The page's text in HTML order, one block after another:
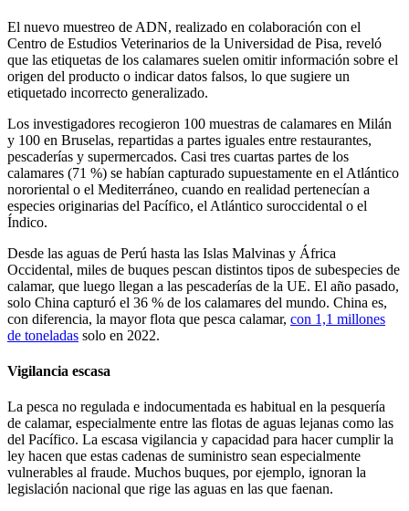
El nuevo muestreo de ADN, realizado en colaboración con el
Centro de Estudios Veterinarios de la Universidad de Pisa, reveló
que las etiquetas de los calamares suelen omitir información sobre el
origen del producto o indicar datos falsos, lo que sugiere un
etiquetado incorrecto generalizado.
Los investigadores recogieron 100 muestras de calamares en Milán
y 100 en Bruselas, repartidas a partes iguales entre restaurantes,
pescaderías y supermercados. Casi tres cuartas partes de los
calamares (71 %) se habían capturado supuestamente en el Atlántico
nororiental o el Mediterráneo, cuando en realidad pertenecían a
especies originarias del Pacífico, el Atlántico suroccidental o el
Índico.
Desde las aguas de Perú hasta las Islas Malvinas y África
Occidental, miles de buques pescan distintos tipos de subespecies de
calamar, que luego llegan a las pescaderías de la UE. El año pasado,
solo China capturó el 36 % de los calamares del mundo. China es,
con diferencia, la mayor flota que pesca calamar, con 1,1 millones
de toneladas solo en 2022.
Vigilancia escasa
La pesca no regulada e indocumentada es habitual en la pesquería
de calamar, especialmente entre las flotas de aguas lejanas como las
del Pacífico. La escasa vigilancia y capacidad para hacer cumplir la
ley hacen que estas cadenas de suministro sean especialmente
vulnerables al fraude. Muchos buques, por ejemplo, ignoran la
legislación nacional que rige las aguas en las que faenan.